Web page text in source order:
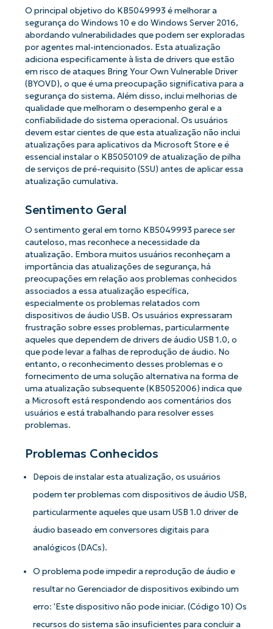
O principal objetivo do KB5049993 é melhorar a
segurança do Windows 10 e do Windows Server 2016,
abordando vulnerabilidades que podem ser exploradas
por agentes mal-intencionados. Esta atualização
adiciona especificamente à lista de drivers que estão
em risco de ataques Bring Your Own Vulnerable Driver
(BYOVD), o que é uma preocupação significativa para a
segurança do sistema. Além disso, inclui melhorias de
qualidade que melhoram o desempenho geral e a
confiabilidade do sistema operacional. Os usuários
devem estar cientes de que esta atualização não inclui
atualizações para aplicativos da Microsoft Store e é
essencial instalar o KB5050109 de atualização de pilha
de serviços de pré-requisito (SSU) antes de aplicar essa
atualização cumulativa.
Sentimento Geral
O sentimento geral em torno KB5049993 parece ser
cauteloso, mas reconhece a necessidade da
atualização. Embora muitos usuários reconheçam a
importância das atualizações de segurança, há
preocupações em relação aos problemas conhecidos
associados a essa atualização específica,
especialmente os problemas relatados com
dispositivos de áudio USB. Os usuários expressaram
frustração sobre esses problemas, particularmente
aqueles que dependem de drivers de áudio USB 1.0, o
que pode levar a falhas de reprodução de áudio. No
entanto, o reconhecimento desses problemas e o
fornecimento de uma solução alternativa na forma de
uma atualização subsequente (KB5052006) indica que
a Microsoft está respondendo aos comentários dos
usuários e está trabalhando para resolver esses
problemas.
Problemas Conhecidos
Depois de instalar esta atualização, os usuários
podem ter problemas com dispositivos de áudio USB,
particularmente aqueles que usam USB 1.0 driver de
áudio baseado em conversores digitais para
analógicos (DACs).
O problema pode impedir a reprodução de áudio e
resultar no Gerenciador de dispositivos exibindo um
erro: 'Este dispositivo não pode iniciar. (Código 10) Os
recursos do sistema são insuficientes para concluir a